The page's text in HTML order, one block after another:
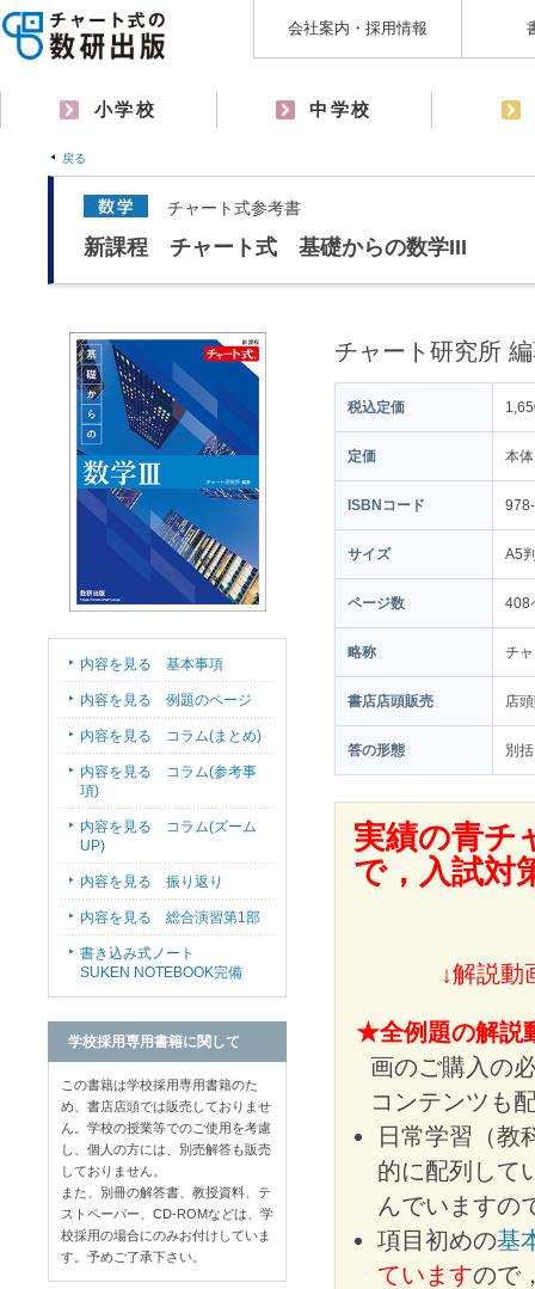
会社案内・採用情報
小学校 中学校
戻る
チャート式参考書
新課程 チャート式 基礎からの数学III
チャート研究所
税込定価
定価 本
ISBNコード
サイズ A5
ページ数 408
略称 チ
書店店頭販売 店
答の形態 別
実績の青チ
で，入試対
↓解説動
★全例題の解説
画のご購入の
コンテンツも
日常学習（教
的に配列して
んでいますの
項目初めの基
ていますので
内容を見る 基本事項
内容を見る 例題のページ
内容を見る コラム(まとめ)
内容を見る コラム(参考事
項)
内容を見る コラム(ズーム
UP)
内容を見る 振り返り
内容を見る 総合演習第1部
書き込み式ノート
SUKEN NOTEBOOK完備
学校採用専用書籍に関して
この書籍は学校採用専用書籍のた
め、書店店頭では販売しておりませ
ん。学校の授業等でのご使用を考慮
し、個人の方には、別売解答も販売
しておりません。
また、別冊の解答書、教授資料、テ
ストペーパー、CD-ROMなどは、学
校採用の場合にのみお付けしていま
す。予めご了承下さい。